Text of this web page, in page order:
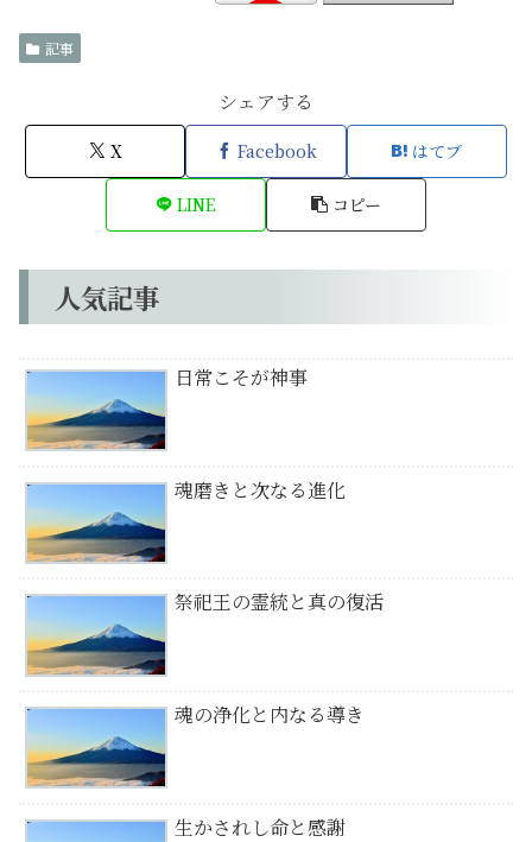
記事
シェアする
X Facebook はてブ
LINE コピー
人気記事
日常こそが神事
魂磨きと次なる進化
祭祀王の霊統と真の復活
魂の浄化と内なる導き
生かされし命と感謝